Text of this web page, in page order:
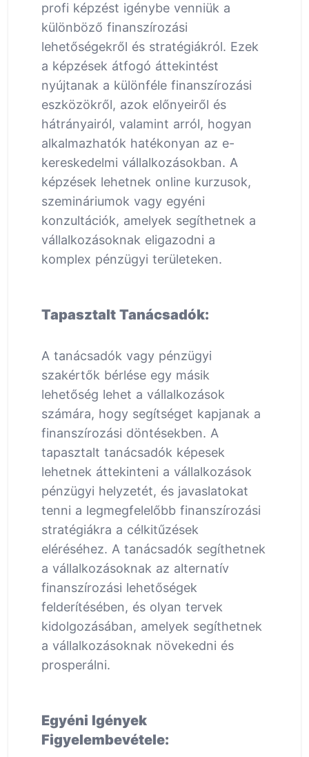
profi képzést igénybe venniük a
különböző finanszírozási
lehetőségekről és stratégiákról. Ezek
a képzések átfogó áttekintést
nyújtanak a különféle finanszírozási
eszközökről, azok előnyeiről és
hátrányairól, valamint arról, hogyan
alkalmazhatók hatékonyan az e-
kereskedelmi vállalkozásokban. A
képzések lehetnek online kurzusok,
szemináriumok vagy egyéni
konzultációk, amelyek segíthetnek a
vállalkozásoknak eligazodni a
komplex pénzügyi területeken.
Tapasztalt Tanácsadók:
A tanácsadók vagy pénzügyi
szakértők bérlése egy másik
lehetőség lehet a vállalkozások
számára, hogy segítséget kapjanak a
finanszírozási döntésekben. A
tapasztalt tanácsadók képesek
lehetnek áttekinteni a vállalkozások
pénzügyi helyzetét, és javaslatokat
tenni a legmegfelelőbb finanszírozási
stratégiákra a célkitűzések
eléréséhez. A tanácsadók segíthetnek
a vállalkozásoknak az alternatív
finanszírozási lehetőségek
felderítésében, és olyan tervek
kidolgozásában, amelyek segíthetnek
a vállalkozásoknak növekedni és
prosperálni.
Egyéni Igények
Figyelembevétele: